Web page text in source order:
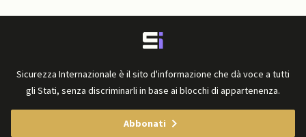
Sicurezza Internazionale è il sito d'informazione che dà voce a tutti
gli Stati, senza discriminarli in base ai blocchi di appartenenza.
Abbonati